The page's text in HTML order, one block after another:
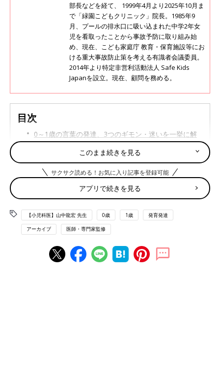
部長などを経て、 1999年4月より2025年10月ま
で「緑園こどもクリニック」院長。1985年9
月、プールの排水口に吸い込まれた中学2年女
児を看取ったことから事故予防に取り組み始
め、現在、こども家庭庁 教育・保育施設等にお
ける重大事故防止策を考える有識者会議委員。
2014年より特定非営利活動法人 Safe Kids
Japanを設立。現在、顧問を務める。
目次
0～1歳の言葉の発達、3つのギモン・迷いを一挙に解
決！
0～1歳の言葉の発達、3つのギモン・迷いを一挙に
会話ができない赤ちゃんへの「話しかけ方」など、言葉を促すか
かわり方に関する質問が多く寄せられました。
Ｑ１：まだ言葉を理解していない赤ちゃんに、何を話しか
ければいい？（2ヶ月）
このまま続きを見る
サクサク読める！お気に入り記事を登録可能
アプリで続きを見る
【小児科医】山中龍宏 先生 0歳 1歳 発育発達
アーカイブ 医師・専門家監修